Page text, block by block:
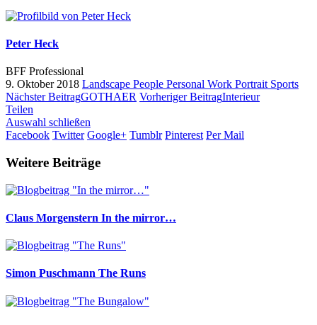
Peter Heck
BFF Professional
9. Oktober 2018 Landscape People Personal Work Portrait Sports
Nächster BeitragGOTHAER Vorheriger BeitragInterieur
Teilen
Auswahl schließen
Facebook Twitter Google+ Tumblr Pinterest Per Mail
Weitere Beiträge
Claus Morgenstern In the mirror…
Simon Puschmann The Runs